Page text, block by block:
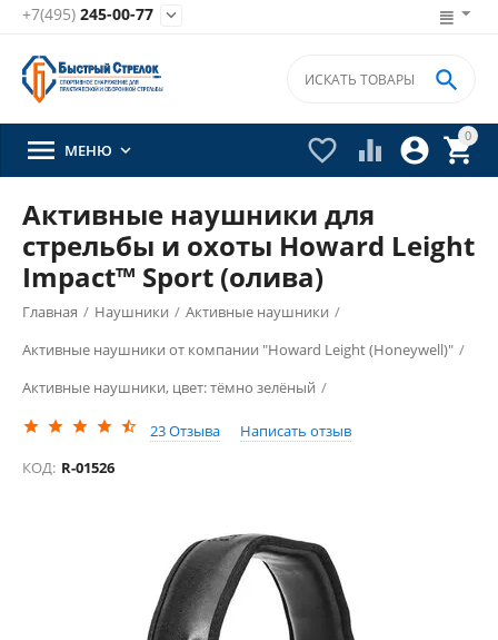
+7(495) 245-00-77 
0


 

 МЕНЮ 
Активные наушники для
стрельбы и охоты Howard Leight
Impact™ Sport (олива)
Главная / Наушники / Активные наушники /
Активные наушники от компании "Howard Leight (Honeywell)" /
Активные наушники, цвет: тёмно зелёный /
23Отзыва
Написать отзыв
КОД: R-01526